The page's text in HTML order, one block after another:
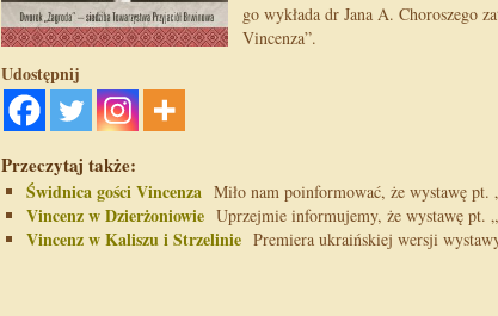
go wykłada dr Jana A. Choroszego
Vincenza”.
Udostępnij
Przeczytaj także:
Świdnica gości Vincenza Miło nam poinformować, że wystawę pt.
Vincenz w Dzierżoniowie Uprzejmie informujemy, że wystawę pt.
Vincenz w Kaliszu i Strzelinie Premiera ukraińskiej wersji